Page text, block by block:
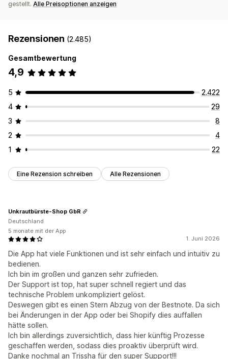
gestellt. Alle Preisoptionen anzeigen
Rezensionen (2.485)
Gesamtbewertung
4,9
5
2.422
4
29
3
8
2
4
1
22
Eine Rezension schreiben Alle Rezensionen
1. Juni 2026
Die App hat viele Funktionen und ist sehr einfach und intuitiv zu
bedienen.
Ich bin im großen und ganzen sehr zufrieden.
Der Support ist top, hat super schnell regiert und das
technische Problem unkompliziert gelöst.
Deswegen gibt es einen Stern Abzug von der Bestnote. Da sich
bei Änderungen in der App oder bei Shopify dies auffallen
hätte sollen.
Ich bin allerdings zuversichtlich, dass hier künftig Prozesse
geschaffen werden, sodass dies proaktiv überprüft wird.
Danke nochmal an Trissha für den super Support!!!
Unkrautbürste-Shop GbR
Deutschland
5 monate mit der App